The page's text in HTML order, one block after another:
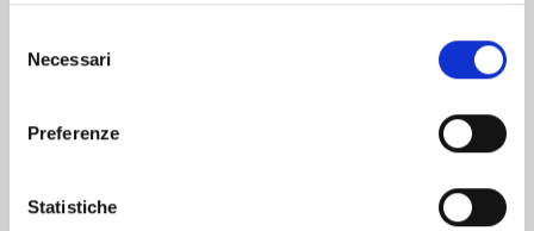
delNecessari
Preferenze
Statistiche
DRAGON BALL ULTIMATE EDITION n. 30